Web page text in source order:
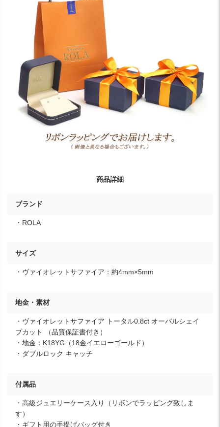
商品詳細
ブランド
・ROLA
サイズ
・ヴァイオレットサファイア：約4mm×5mm
地金・素材
・ヴァイオレットサファイア トータル0.8ct オーバルシェイ
プカット （品質保証書付き）
・地金：K18YG（18金イエローゴールド）
・ダブルロック キャッチ
付属品
・高級ジュエリーケース入り（リボンでラッピング致しま
す）
・ギフト用の手提げバッグ付き